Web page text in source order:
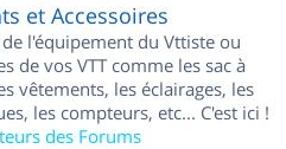
et Accessoires
l'équipement du Vttiste ou
de vos VTT comme les sac à
vêtements, les éclairages, les
les compteurs, etc... C'est ici !
des Forums